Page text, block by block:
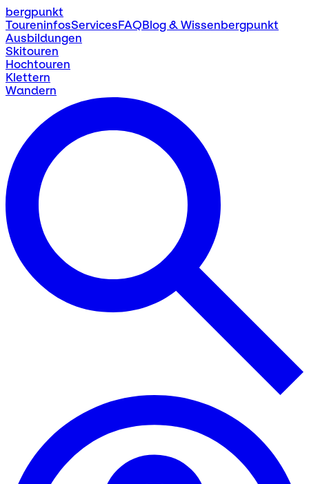
bergpunkt
ToureninfosServicesFAQBlog & Wissenbergpunkt
Ausbildungen
Skitouren
Hochtouren
Klettern
Wandern